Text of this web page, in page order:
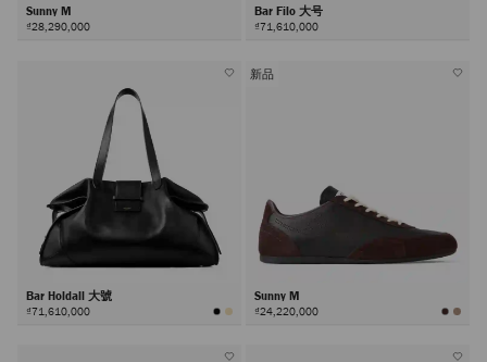
Sunny M
₫28,290,000
Bar Filo 大号
₫71,610,000
Bar Holdall 大號
₫71,610,000
新品
Sunny M
₫24,220,000